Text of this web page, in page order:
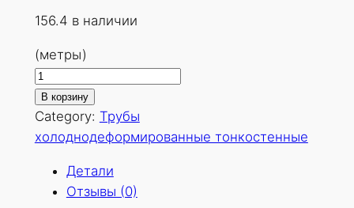
156.4 в наличии
(метры)
К
о
л
и
В корзину
Category: Трубы
холоднодеформированные тонкостенные
Детали
Отзывы (0)